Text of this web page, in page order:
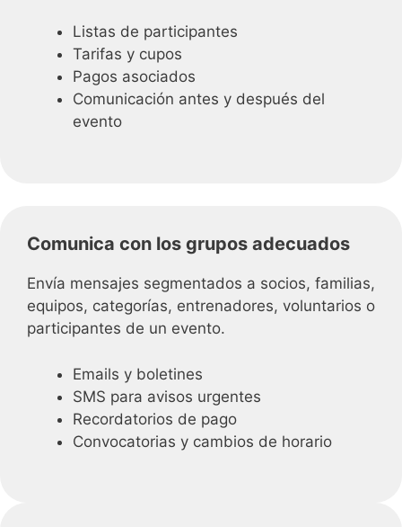
Listas de participantes
Tarifas y cupos
Pagos asociados
Comunicación antes y después del
evento
Comunica con los grupos adecuados
Envía mensajes segmentados a socios, familias,
equipos, categorías, entrenadores, voluntarios o
participantes de un evento.
Emails y boletines
SMS para avisos urgentes
Recordatorios de pago
Convocatorias y cambios de horario